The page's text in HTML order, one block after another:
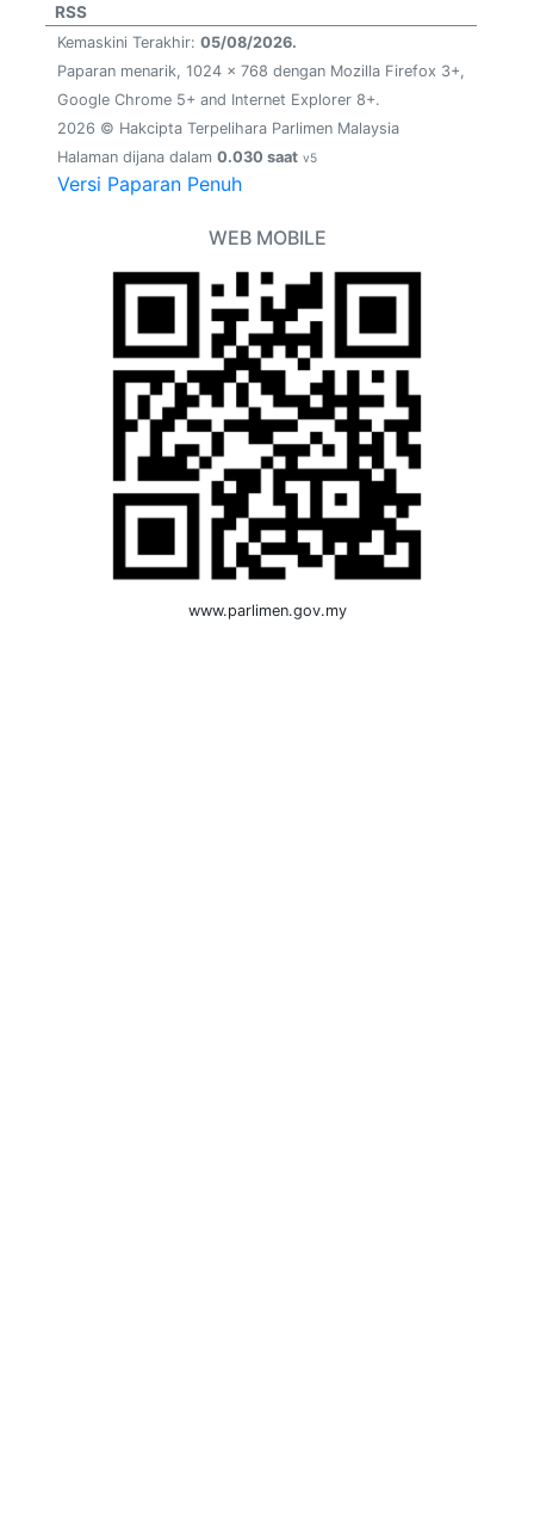
RSS
Kemaskini Terakhir: 05/08/2026.
Paparan menarik, 1024 x 768 dengan Mozilla Firefox 3+,
Google Chrome 5+ and Internet Explorer 8+.
2026 © Hakcipta Terpelihara Parlimen Malaysia
Halaman dijana dalam 0.030 saat v5
Versi Paparan Penuh
WEB MOBILE
www.parlimen.gov.my